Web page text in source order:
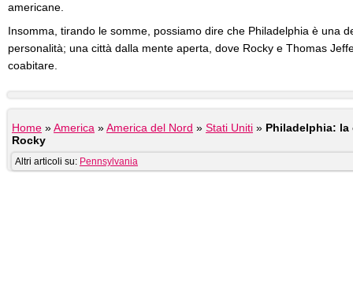
americane.
Insomma, tirando le somme, possiamo dire che Philadelphia è una
personalità; una città dalla mente aperta, dove Rocky e Thomas
coabitare.
Home »America »America del Nord » Stati Uniti » Philadelphia:
Rocky
Altri articoli su: Pennsylvania